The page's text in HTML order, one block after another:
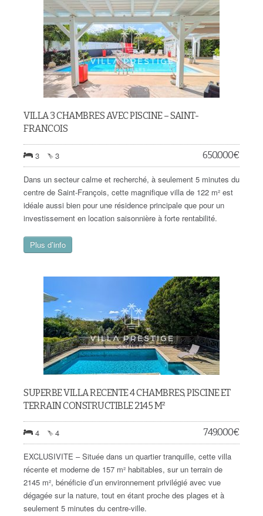
VILLA 3 CHAMBRES AVEC PISCINE – SAINT-
FRANCOIS
3 3 650.000€
Dans un secteur calme et recherché, à seulement 5 minutes du
centre de Saint-François, cette magnifique villa de 122 m² est
idéale aussi bien pour une résidence principale que pour un
investissement en location saisonnière à forte rentabilité.
Plus d’info
SUPERBE VILLA RECENTE 4 CHAMBRES, PISCINE ET
TERRAIN CONSTRUCTIBLE 2145 M²
4 4 749.000€
EXCLUSIVITE – Située dans un quartier tranquille, cette villa
récente et moderne de 157 m² habitables, sur un terrain de
2145 m², bénéficie d’un environnement privilégié avec vue
dégagée sur la nature, tout en étant proche des plages et à
seulement 5 minutes du centre-ville.